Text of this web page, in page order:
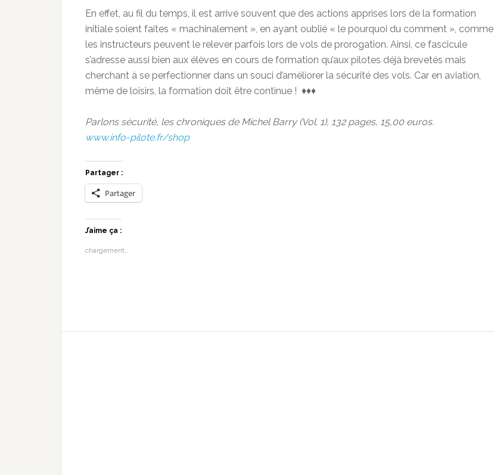
En effet, au fil du temps, il est arrive souvent que des actions apprises lors de la formation
initiale soient faites « machinalement », en ayant oublié « le pourquoi du comment », comme
les instructeurs peuvent le relever parfois lors de vols de prorogation. Ainsi, ce fascicule
s’adresse aussi bien aux élèves en cours de formation qu’aux pilotes déjà brevetés mais
cherchant à se perfectionner dans un souci d’améliorer la sécurité des vols. Car en aviation,
même de loisirs, la formation doit être continue ! ♦♦♦
Parlons sécurité, les chroniques de Michel Barry (Vol. 1), 132 pages, 15,00 euros.
www.info-pilote.fr/shop
Partager :
Partager
J’aime ça :
chargement…